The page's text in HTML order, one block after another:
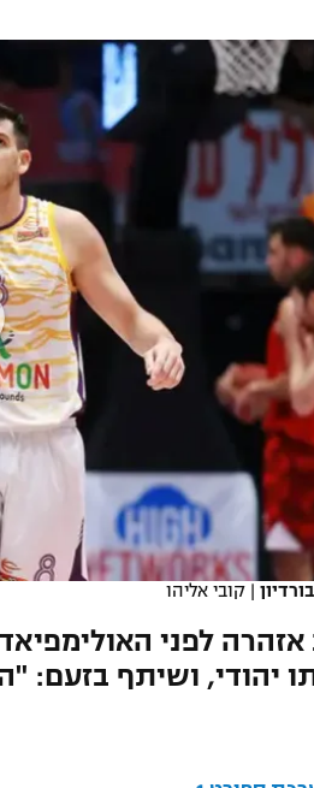
בפרסים
אלקטרה
1 – "מרלן"
1
לבית עסק
הפועל תל
הפועל
מכבי נתניה
בני יהודה
| קובי אליהו
אזהרה לפני
יהודי, ושיתף בזעם: